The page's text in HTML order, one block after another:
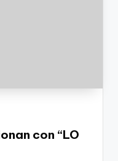
con “LO